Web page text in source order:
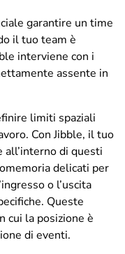
garantire un time
il tuo team è
interviene con i
assente in
limiti spaziali
Con Jibble, il tuo
all’interno di questi
delicati per
o l’uscita
Queste
cui la posizione è
di eventi.